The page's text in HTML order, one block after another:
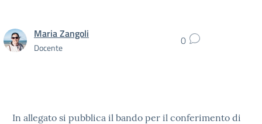
Maria Zangoli
Docente 0
In allegato si pubblica il bando per il conferimento di